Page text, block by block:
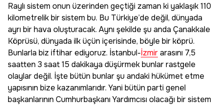
Raylı sistem onun üzerinden geçtiği zaman ki yaklaşık 110
kilometrelik bir sistem bu. Bu Türkiye’de değil, dünyada
ayrı bir hava oluşturacak. Aynı şekilde şu anda Çanakkale
Köprüsü, dünyada ilk üçün içerisinde, böyle bir köprü.
Bunlarla biz iftihar ediyoruz. İstanbul-İzmirarasını 7,5
saatten 3 saat 15 dakikaya düşürmek bunlar rastgele
olaylar değil. İşte bütün bunlar şu andaki hükümet etme
yapısının bize kazanımlarıdır. Yani bütün parti genel
başkanlarının Cumhurbaşkanı Yardımcısı olacağı bir sistem